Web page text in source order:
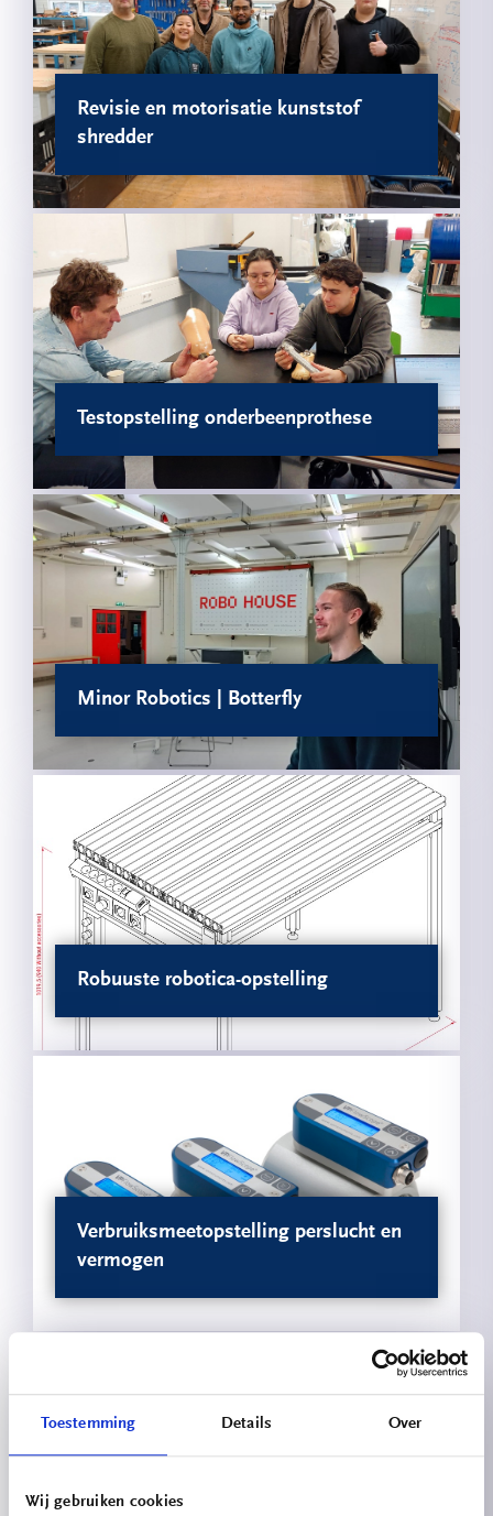
Toestemming Details Over
Wij gebruiken cookies
Revisie en motorisatie kunststof
shredder
Testopstelling onderbeenprothese
Minor Robotics | Botterfly
Robuuste robotica-opstelling
Verbruiksmeetopstelling perslucht en
vermogen